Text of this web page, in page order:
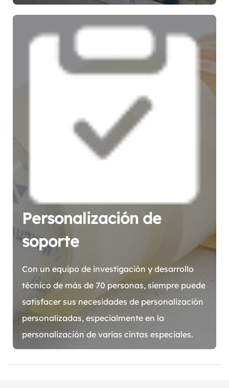
Personalización de
soporte
Con un equipo de investigación y desarrollo
técnico de más de 70 personas, siempre puede
satisfacer sus necesidades de personalización
personalizadas, especialmente en la
personalización de varias cintas especiales.